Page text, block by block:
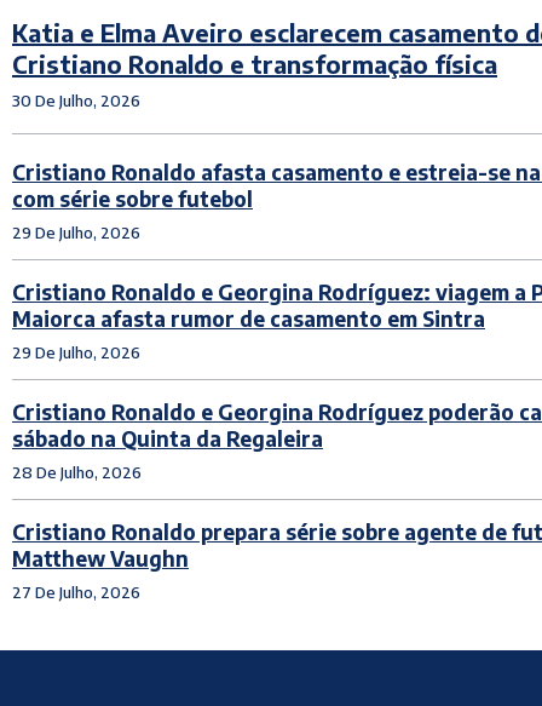
Katia e Elma Aveiro esclarecem casamento
Cristiano Ronaldo e transformação física
30 De Julho, 2026
Cristiano Ronaldo afasta casamento e estreia-se
com série sobre futebol
29 De Julho, 2026
Cristiano Ronaldo e Georgina Rodríguez: viagem a
Maiorca afasta rumor de casamento em Sintra
29 De Julho, 2026
Cristiano Ronaldo e Georgina Rodríguez poderão
sábado na Quinta da Regaleira
28 De Julho, 2026
Cristiano Ronaldo prepara série sobre agente de
Matthew Vaughn
27 De Julho, 2026